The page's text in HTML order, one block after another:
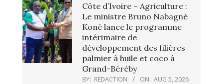
Côte d’Ivoire – Agriculture :
Le ministre Bruno Nabagné
Koné lance le programme
intérimaire de
développement des filières
palmier à huile et coco à
Grand-Béréby
BY: REDACTION ON: AUG 5, 2026